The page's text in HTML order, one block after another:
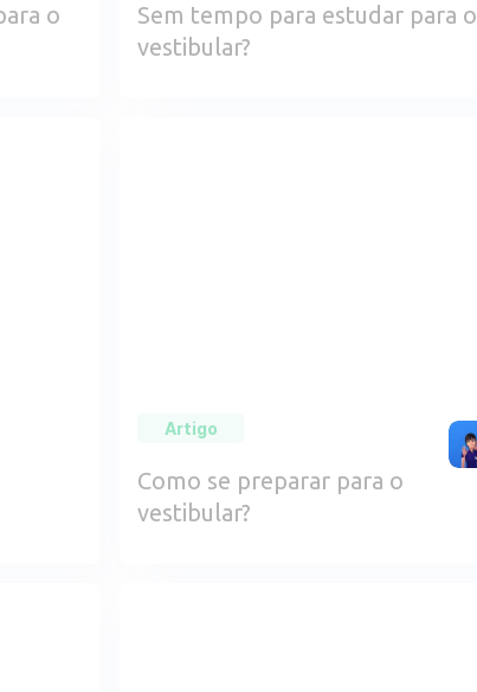
o
Sem tempo para estudar para o
vestibular?
Artigo
Como se preparar para o
vestibular?